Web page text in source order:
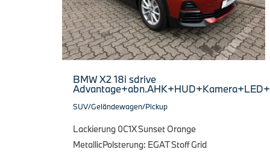
BMW X2 18i sdrive
Advantage+abn.AHK+HUD+Kamera+LED+
SUV/Geländewagen/Pickup
Lackierung 0C1X Sunset Orange
MetallicPolsterung: EGAT Stoff Grid